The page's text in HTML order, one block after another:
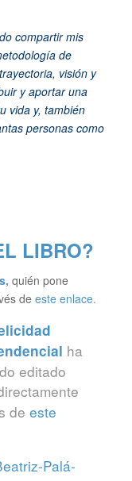
compartir mis
de
visión y
y aportar una
vida y, también
personas como
LIBRO?
, quién pone
de este enlace.
ha
editado
de este